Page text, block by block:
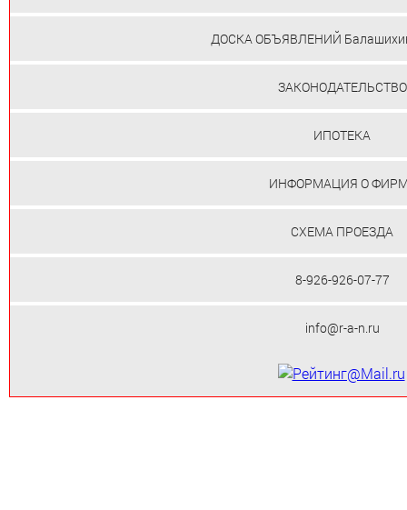
ДОСКА ОБЪЯВЛЕНИЙ
ЗАКОНОДАТЕЛЬСТВО
ИПОТЕКА
ИНФОРМАЦИЯ О
СХЕМА ПРОЕЗДА
8-926-926-07-77
info@r-a-n.ru